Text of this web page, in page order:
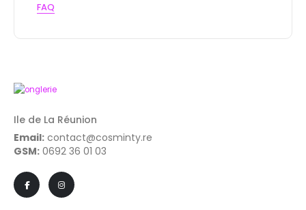
FAQ
Ile de La Réunion
Email: contact@cosminty.re
GSM: 0692 36 01 03